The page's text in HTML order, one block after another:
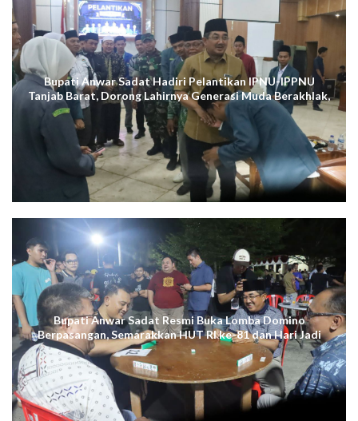
Bupati Anwar Sadat Hadiri Pelantikan IPNU-IPPNU
Tanjab Barat, Dorong Lahirnya Generasi Muda Berakhlak,
Cerdas Digital, dan Berdaya Saing
Bupati Anwar Sadat Resmi Buka Lomba Domino
Berpasangan, Semarakkan HUT RI ke-81 dan Hari Jadi
ke-61 Tanjab Barat